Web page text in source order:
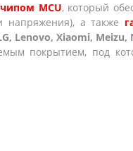
чипом MCU, который
напряжения), а также
Lenovo, Xiaomi, Meizu,
покрытием, под